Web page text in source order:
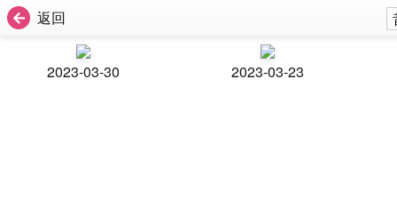
返回
2023-03-30 2023-03-23